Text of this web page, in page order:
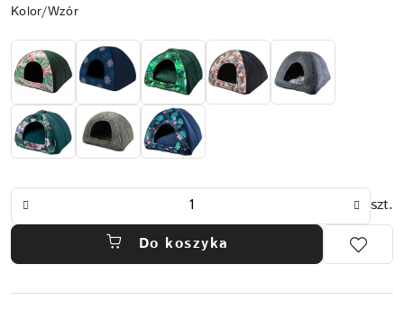
Wariant
Kolor/Wzór
Ilość
szt.
Do koszyka